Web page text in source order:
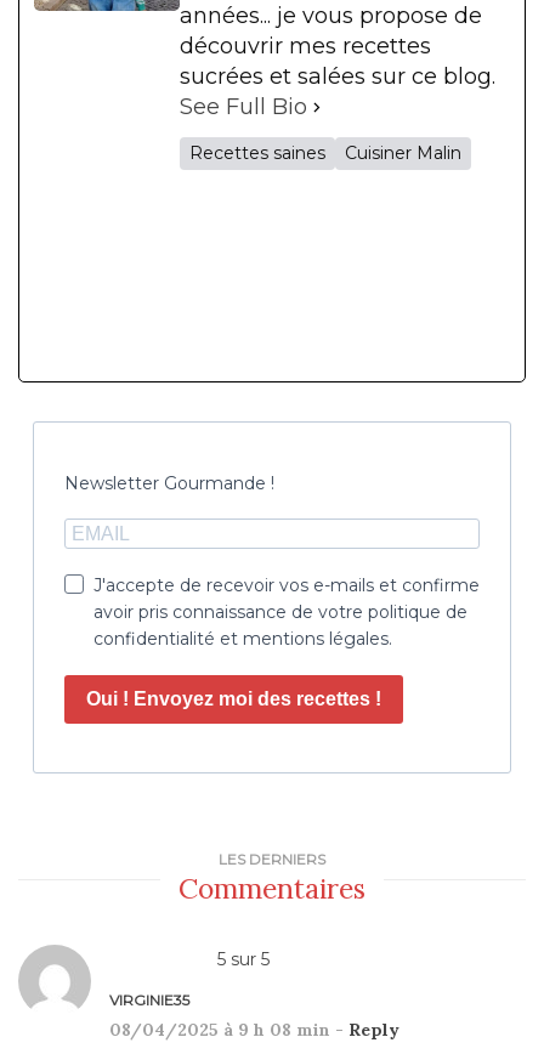
années... je vous propose de
découvrir mes recettes
sucrées et salées sur ce blog.
See Full Bio
Recettes saines Cuisiner Malin
Newsletter Gourmande !
J'accepte de recevoir vos e-mails et confirme
avoir pris connaissance de votre politique de
confidentialité et mentions légales.
Oui ! Envoyez moi des recettes !
LES DERNIERS
Commentaires
5 sur 5
VIRGINIE35
08/04/2025 à 9 h 08 min - Reply